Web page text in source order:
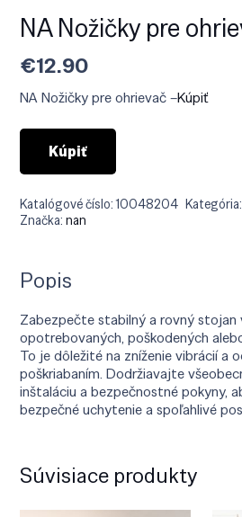
NA Nožičky pre
€12.90
NA Nožičky pre ohrievač –Kúpiť
Kúpiť
Katalógové číslo:10048204
Značka:nan
Popis
Zabezpečte stabilný a rovný stojan
opotrebovaných, poškodených
To je dôležité na zníženie vibrácií a
poškriabaním. Dodržiavajte
inštaláciu a bezpečnostné pokyny,
bezpečné uchytenie a spoľahlivé
Súvisiace produkty